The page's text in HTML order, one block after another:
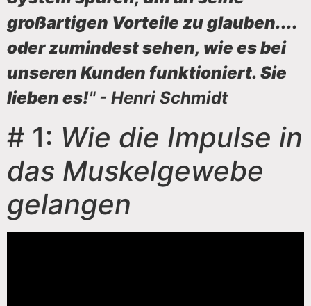
großartigen Vorteile zu glauben....
oder zumindest sehen, wie es bei
unseren Kunden funktioniert. Sie
lieben es!" - Henri Schmidt
# 1: Wie die Impulse in
das Muskelgewebe
gelangen